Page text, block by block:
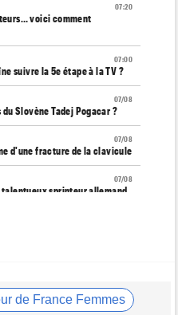
07:20
voici comment
07:00
suivre la 5e étape à la TV ?
07/08
Slovène Tadej Pogacar ?
07/08
d'une fracture de la clavicule
07/08
sprinteur allemand
de France Femmes